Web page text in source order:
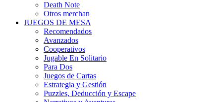
Death Note
Otros merchan
JUEGOS DE MESA
Recomendados
Avanzados
Cooperativos
Jugable En Solitario
Para Dos
Juegos de Cartas
Estrategia y Gestión
Puzzles, Deducción y Escape